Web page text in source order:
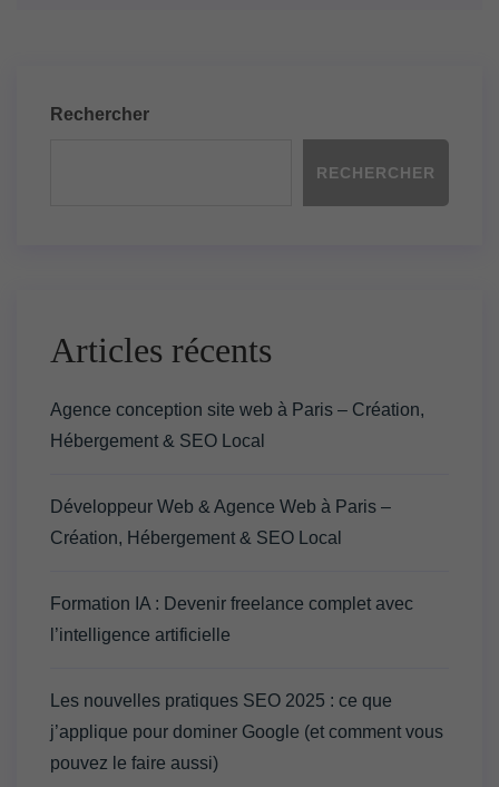
Rechercher
RECHERCHER
Articles récents
Agence conception site web à Paris – Création,
Hébergement & SEO Local
Développeur Web & Agence Web à Paris –
Création, Hébergement & SEO Local
Formation IA : Devenir freelance complet avec
l’intelligence artificielle
Les nouvelles pratiques SEO 2025 : ce que
j’applique pour dominer Google (et comment vous
pouvez le faire aussi)